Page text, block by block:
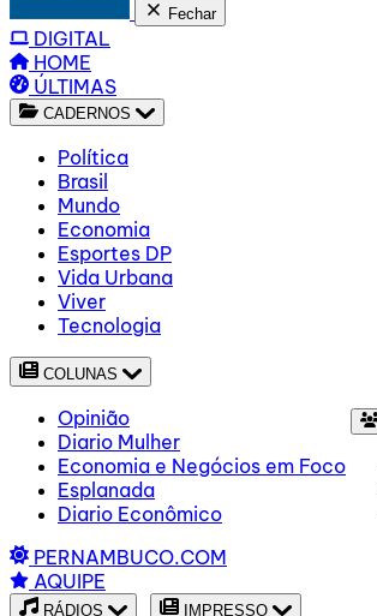
Fechar
DIGITAL
HOME
ÚLTIMAS
CADERNOS
Política
Brasil
Mundo
Economia
Esportes DP
Vida Urbana
Viver
Tecnologia
COLUNAS
Opinião
Diario Mulher
Economia e Negócios em Foco
Esplanada
Diario Econômico
PERNAMBUCO.COM
AQUIPE
RÁDIOS IMPRESSO